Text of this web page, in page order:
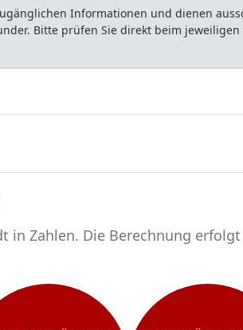
Informationen und dienen
Bitte prüfen Sie direkt beim
in Zahlen. Die Berechnung
stationär gepflegt*.
1718 werden häuslich